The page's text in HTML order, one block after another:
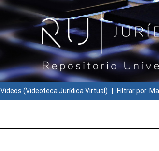
Videos (Videoteca Jurídica Virtual) Filtrar por: